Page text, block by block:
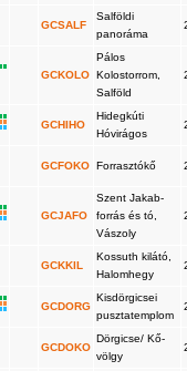
GCSALF
Salföldi
panoráma
GCKOLO
Pálos
Kolostorrom,
Salföld
GCHIHO
Hidegkúti
Hóvirágos
GCFOKO Forrasztókő
GCJAFO
Szent Jakab-
forrás és tó,
Vászoly
GCKKIL
Kossuth kilátó,
Halomhegy
GCDORG
Kisdörgicsei
pusztatemplom
GCDOKO
Dörgicse/ Kő-
völgy